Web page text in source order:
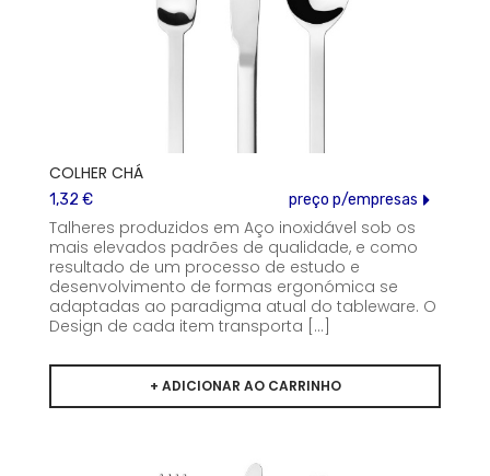
COLHER CHÁ
1,32 € preço p/empresas
Talheres produzidos em Aço inoxidável sob os
mais elevados padrões de qualidade, e como
resultado de um processo de estudo e
desenvolvimento de formas ergonómica se
adaptadas ao paradigma atual do tableware. O
Design de cada item transporta [...]